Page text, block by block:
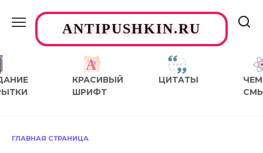
содержаниюANTIPUSHKIN.RU
КРАСИВЫЙ
ШРИФТ
ЦИТАТЫ
ЧЕМ
ГЛАВНАЯ СТРАНИЦА